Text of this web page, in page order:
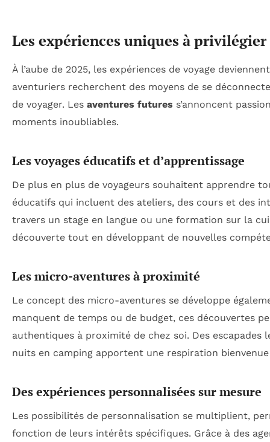
Les expériences uniques à
À l’aube de 2025, les expériences de voyage
aventuriers recherchent des moyens de se
de voyager. Les aventures futures s’annoncent
moments inoubliables.
Les voyages éducatifs et d’apprentissage
De plus en plus de voyageurs souhaitent apprendre
éducatifs qui incluent des ateliers, des cours et des
travers un stage en langue ou une formation sur la
découverte tout en développant de nouvelles
Les micro-aventures à proximité
Le concept des micro-aventures se développe
manquent de temps ou de budget, ces découvertes
authentiques à proximité de chez soi. Des escapades
nuits en camping apportent une respiration
Des expériences personnalisées sur mesure
Les possibilités de personnalisation se multiplient,
fonction de leurs intérêts spécifiques. Grâce à des